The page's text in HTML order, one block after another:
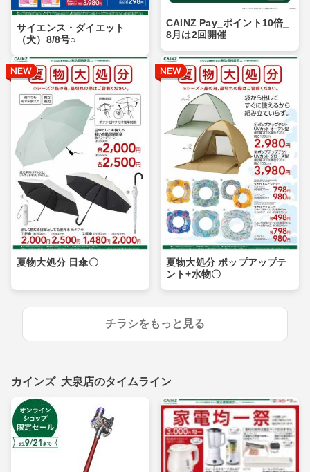
サイエンス・ダイエット
（犬）8/8号○
CAINZ Pay_ポイント10倍_
8月は2回開催
夏物大処分 日傘〇
夏物大処分 ポップアップテ
ント+水物〇
チラシをもっと見る
カインズ 大泉店のタイムライン